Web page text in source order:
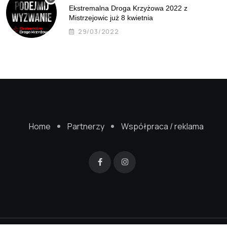
Ekstremalna Droga Krzyżowa 2022 z
Mistrzejowic już 8 kwietnia
29/03/2022
Home Partnerzy Współpraca / reklama